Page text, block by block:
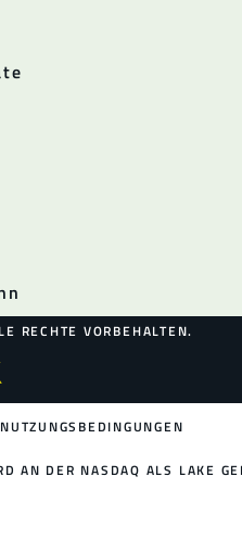
RECHTE VORBEHALTEN.
NUTZUNGSBEDINGUNGEN
AN DER NASDAQ ALS LAKE